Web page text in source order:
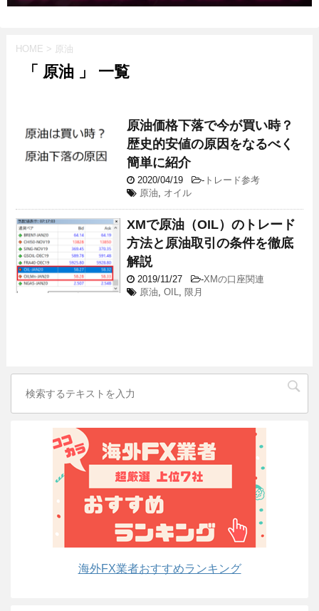
HOME > 原油
「 原油 」 一覧
原油価格下落で今が買い時？
歴史的安値の原因をなるべく
簡単に紹介
2020/04/19 -トレード参考
原油
オイル
XMで原油（OIL）のトレード
方法と原油取引の条件を徹底
解説
2019/11/27 -XMの口座関連
原油 OIL 限月
海外FX業者おすすめランキング